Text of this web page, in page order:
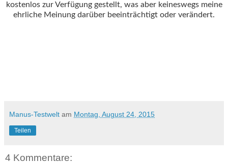
kostenlos zur Verfügung gestellt, was aber keineswegs meine
ehrliche Meinung darüber beeinträchtigt oder verändert.
Manus-Testwelt am Montag, August 24, 2015
Teilen
4 Kommentare: